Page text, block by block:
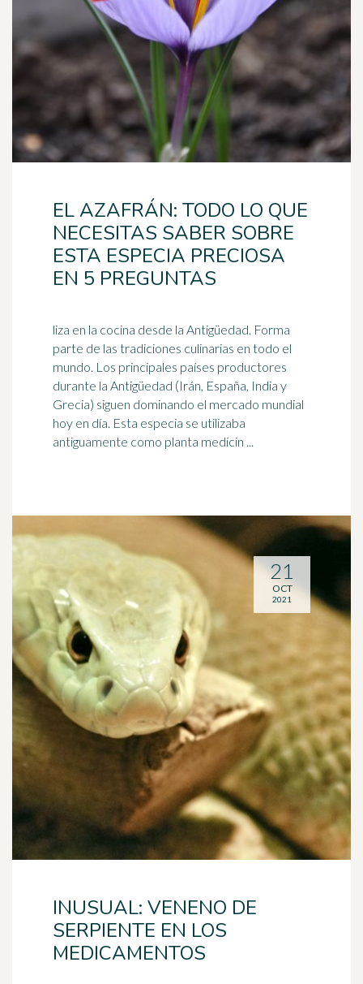
EL AZAFRÁN: TODO LO QUE
NECESITAS SABER SOBRE
ESTA ESPECIA PRECIOSA
EN 5 PREGUNTAS
liza en la cocina desde la Antigüedad. Forma
parte de las tradiciones culinarias en todo el
mundo. Los principales países productores
durante la Antigüedad (Irán, España, India y
Grecia) siguen dominando el mercado mundial
hoy en día. Esta especia se utilizaba
antiguamente como planta medicin ...
INUSUAL: VENENO DE
SERPIENTE EN LOS
MEDICAMENTOS
21
OCT
2021